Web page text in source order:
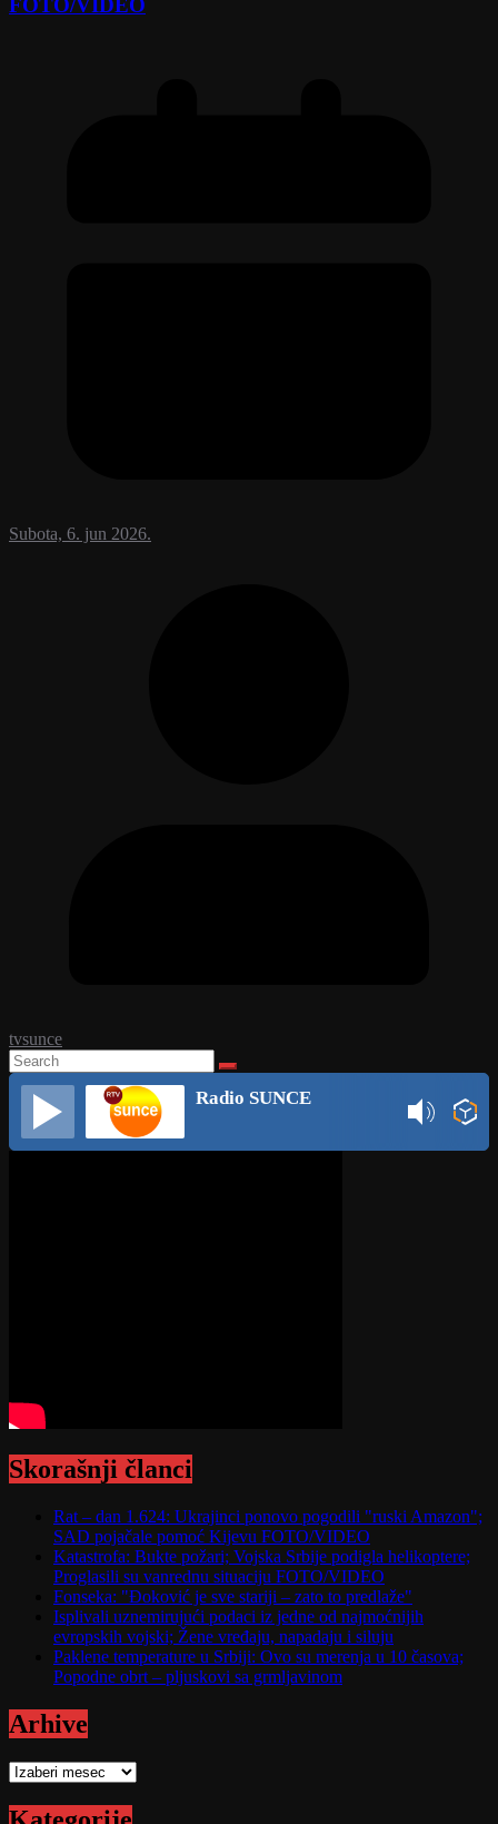
FOTO/VIDEO
Subota, 6. jun 2026.
tvsunce
Radio SUNCE
Skorašnji članci
Rat – dan 1.624: Ukrajinci ponovo pogodili "ruski Amazon";
SAD pojačale pomoć Kijevu FOTO/VIDEO
Katastrofa: Bukte požari; Vojska Srbije podigla helikoptere;
Proglasili su vanrednu situaciju FOTO/VIDEO
Fonseka: "Đoković je sve stariji – zato to predlaže"
Isplivali uznemirujući podaci iz jedne od najmoćnijih
evropskih vojski; Žene vređaju, napadaju i siluju
Paklene temperature u Srbiji: Ovo su merenja u 10 časova;
Popodne obrt – pljuskovi sa grmljavinom
Arhive
Arhive